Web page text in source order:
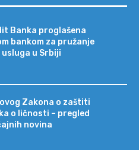
Banka proglašena
bankom za pružanje
u Srbiji
Zakona o zaštiti
o ličnosti – pregled
novina